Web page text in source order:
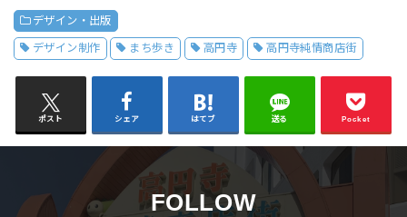
デザイン・出版
デザイン制作 まち歩き 高円寺 高円寺純情商店街
ポスト シェア はてブ 送る Pocket
FOLLOW